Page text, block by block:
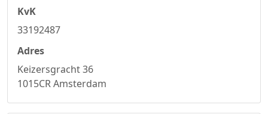
KvK
33192487
Adres
Keizersgracht 36
1015CR Amsterdam